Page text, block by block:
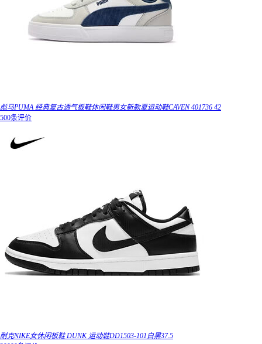
彪马PUMA 经典复古透气板鞋休闲鞋男女新款夏运动鞋CAVEN 401736 42
500条评价
耐克NIKE女休闲板鞋 DUNK 运动鞋DD1503-101白黑37.5